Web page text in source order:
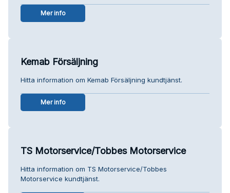
Mer info
Kemab Försäljning
Hitta information om Kemab Försäljning kundtjänst.
Mer info
TS Motorservice/Tobbes Motorservice
Hitta information om TS Motorservice/Tobbes
Motorservice kundtjänst.